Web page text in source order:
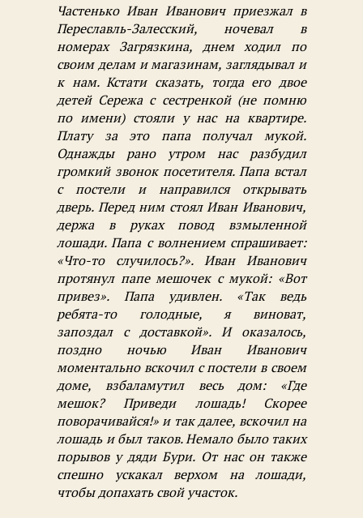
Частенько Иван Иванович приезжал в
Переславль-Залесский, ночевал в
номерах Загрязкина, днем ходил по
своим делам и магазинам, заглядывал и
к нам. Кстати сказать, тогда его двое
детей Сережа с сестренкой (не помню
по имени) стояли у нас на квартире.
Плату за это папа получал мукой.
Однажды рано утром нас разбудил
громкий звонок посетителя. Папа встал
с постели и направился открывать
дверь. Перед ним стоял Иван Иванович,
держа в руках повод взмыленной
лошади. Папа с волнением спрашивает:
«Что-то случилось?». Иван Иванович
протянул папе мешочек с мукой: «Вот
привез». Папа удивлен. «Так ведь
ребята-то голодные, я виноват,
запоздал с доставкой». И оказалось,
поздно ночью Иван Иванович
моментально вскочил с постели в своем
доме, взбаламутил весь дом: «Где
мешок? Приведи лошадь! Скорее
поворачивайся!» и так далее, вскочил на
лошадь и был таков. Немало было таких
порывов у дяди Бури. От нас он также
спешно ускакал верхом на лошади,
чтобы допахать свой участок.